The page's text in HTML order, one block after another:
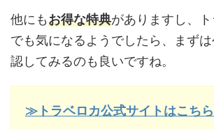
他にもお得な特典がありますし、
でも気になるようでしたら、まず
認してみるのも良いですね。
≫トラベロカ公式サイトはこちら